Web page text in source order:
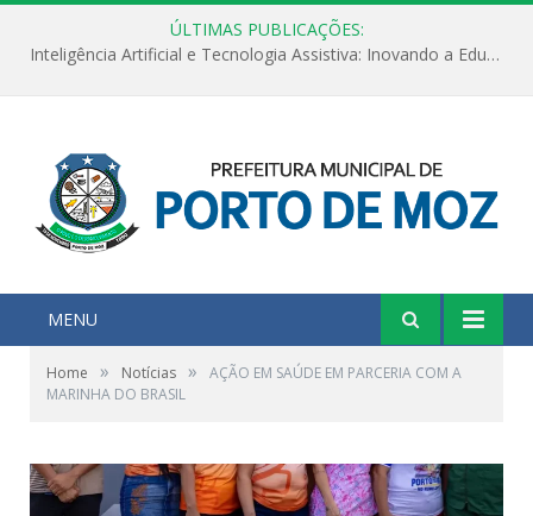
ÚLTIMAS PUBLICAÇÕES:
Inteligência Artificial e Tecnologia Assistiva: Inovando a Educação Especial e Inclusiva
MENU
Home » Notícias »
AÇÃO EM SAÚDE EM PARCERIA COM A
MARINHA DO BRASIL